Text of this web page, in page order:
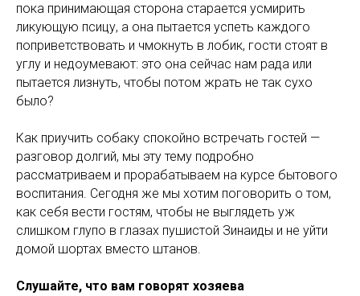
пока принимающая сторона старается усмирить
ликующую псицу, а она пытается успеть каждого
поприветствовать и чмокнуть в лобик, гости стоят в
углу и недоумевают: это она сейчас нам рада или
пытается лизнуть, чтобы потом жрать не так сухо
было?
Как приучить собаку спокойно встречать гостей —
разговор долгий, мы эту тему подробно
рассматриваем и прорабатываем на курсе бытового
воспитания. Сегодня же мы хотим поговорить о том,
как себя вести гостям, чтобы не выглядеть уж
слишком глупо в глазах пушистой Зинаиды и не уйти
домой шортах вместо штанов.
Слушайте, что вам говорят хозяева